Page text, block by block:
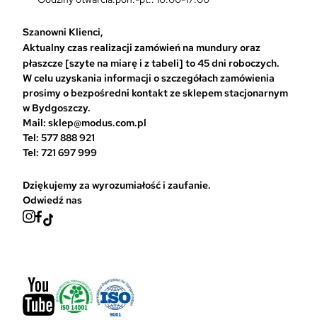
b
r
a
ć
o
Szanowni Klienci,
Aktualny czas realizacji zamówień na mundury oraz
płaszcze [szyte na miarę i z tabeli] to 45 dni roboczych.
W celu uzyskania informacji o szczegółach zamówienia
prosimy o bezpośredni kontakt ze sklepem stacjonarnym
w Bydgoszczy.
Mail: sklep@modus.com.pl
Tel: 577 888 921
Tel: 721 697 999
Dziękujemy za wyrozumiałość i zaufanie.
Odwiedź nas